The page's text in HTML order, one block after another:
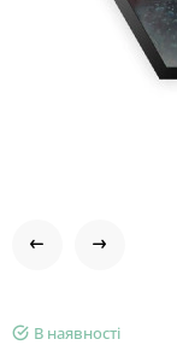
В наявності